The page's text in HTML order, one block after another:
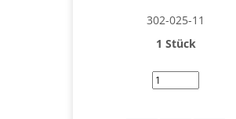
302-025-11
1 Stück